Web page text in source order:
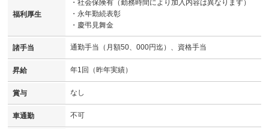
福利厚生
・社会保険有（勤務時間により加入内容は異なります）
・永年勤続表彰
・慶弔見舞金
諸手当 通勤手当（月額50、000円迄）、資格手当
昇給 年1回（昨年実績）
賞与 なし
車通勤 不可